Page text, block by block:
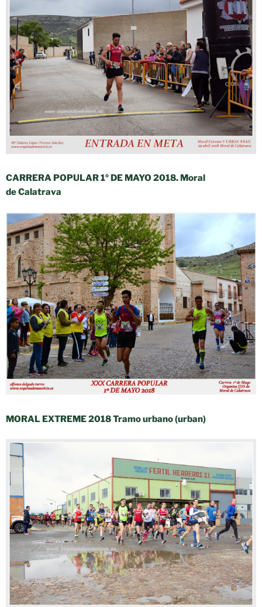
CARRERA POPULAR 1º DE MAYO 2018. Moral
de Calatrava
MORAL EXTREME 2018 Tramo urbano (urban)